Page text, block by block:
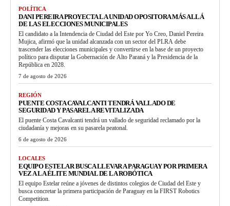
POLÍTICA
DANI PEREIRA PROYECTA LA UNIDAD OPOSITORA MÁS ALLÁ
DE LAS ELECCIONES MUNICIPALES
El candidato a la Intendencia de Ciudad del Este por Yo Creo, Daniel Pereira
Mujica, afirmó que la unidad alcanzada con un sector del PLRA debe
trascender las elecciones municipales y convertirse en la base de un proyecto
político para disputar la Gobernación de Alto Paraná y la Presidencia de la
República en 2028.
7 de agosto de 2026
REGIÓN
PUENTE COSTA CAVALCANTI TENDRÁ VALLADO DE
SEGURIDAD Y PASARELA REVITALIZADA
El puente Costa Cavalcanti tendrá un vallado de seguridad reclamado por la
ciudadanía y mejoras en su pasarela peatonal.
6 de agosto de 2026
LOCALES
EQUIPO ESTELAR BUSCA LLEVAR A PARAGUAY POR PRIMERA
VEZ A LA ÉLITE MUNDIAL DE LA ROBÓTICA
El equipo Estelar reúne a jóvenes de distintos colegios de Ciudad del Este y
busca concretar la primera participación de Paraguay en la FIRST Robotics
Competition.